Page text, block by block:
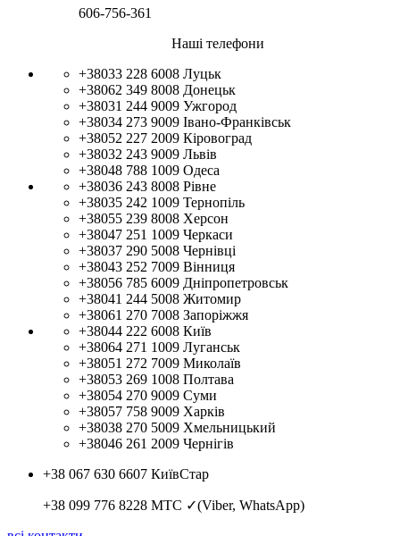
606-756-361
Наші телефони
+38033 228 6008 Луцьк
+38062 349 8008 Донецьк
+38031 244 9009 Ужгород
+38034 273 9009 Івано-Франківськ
+38052 227 2009 Кіровоград
+38032 243 9009 Львів
+38048 788 1009 Одеса
+38036 243 8008 Рівне
+38035 242 1009 Тернопіль
+38055 239 8008 Херсон
+38047 251 1009 Черкаси
+38037 290 5008 Чернівці
+38043 252 7009 Вінниця
+38056 785 6009 Дніпропетровськ
+38041 244 5008 Житомир
+38061 270 7008 Запоріжжя
+38044 222 6008 Київ
+38064 271 1009 Луганськ
+38051 272 7009 Миколаїв
+38053 269 1008 Полтава
+38054 270 9009 Суми
+38057 758 9009 Харків
+38038 270 5009 Хмельницький
+38046 261 2009 Чернігів
+38 067 630 6607 КиївСтар
+38 099 776 8228 МТС ✓(Viber, WhatsApp)